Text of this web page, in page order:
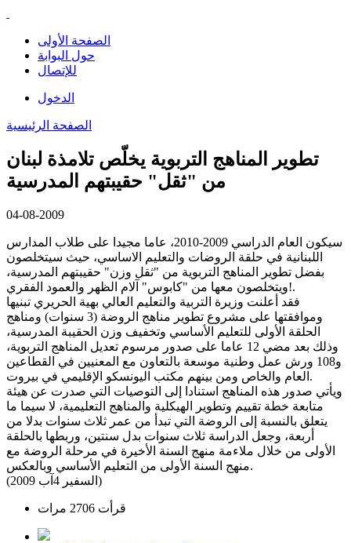
الصفحة الأولى
حول البوابة
للإتصال
الدخول
الصفحة الرئيسية
تطوير المناهج التربوية يخلّص تلامذة لبنان
من "ثقل" حقيبتهم المدرسية
04-08-2009
سيكون العام الدراسي 2009-2010، عاما مجيدا على طلاب المدارس
اللبنانية في حلقة الروضات والتعليم الاساسي، حيث سيتخلصون
بفضل تطوير المناهج التربوية من "ثقل وزن" حقيبتهم المدرسية،
ويتخلصون معها من "كابوس" آلام الظهر والعمود الفقري!.
فقد أعلنت وزيرة التربية والتعليم العالي بهية الحريري تبنيها
وموافقتها على مشروع تطوير مناهج الروضة (3 سنوات) ومناهج
الحلقة الأولى للتعليم الأساسي وتخفيف وزن الحقيبة المدرسية،
وذلك بعد مضي 12 عاما على صدور مرسوم تعديل المناهج التربوية،
و108 ورش عمل وطنية موسعة بالتعاون مع المعنيين في القطاعين
العام والخاص ومن بينهم مكتب اليونسكو الإقليمي في بيروت.
ويأتي صدور هذه المناهج استنادا إلى التوصيات التي صدرت عن هيئة
متابعة خطة تقييم وتطوير الهيكلية والمناهج التعليمية، لا سيما ما
يتعلق بالنسبة إلى الروضة التي تبدأ من عمر ثلاث سنوات بدلا من
أربعة، وجعل الدراسة ثلاث سنوات بدل سنتين، وربطها بالحلقة
الأولى من خلال ملاءمة منهج السنة الأخيرة في مرحلة الروضة مع
منهج السنة الأولى من التعليم الأساسي وبالعكس.
(السفير 4آب 2009)
قرأت 2706 مرات